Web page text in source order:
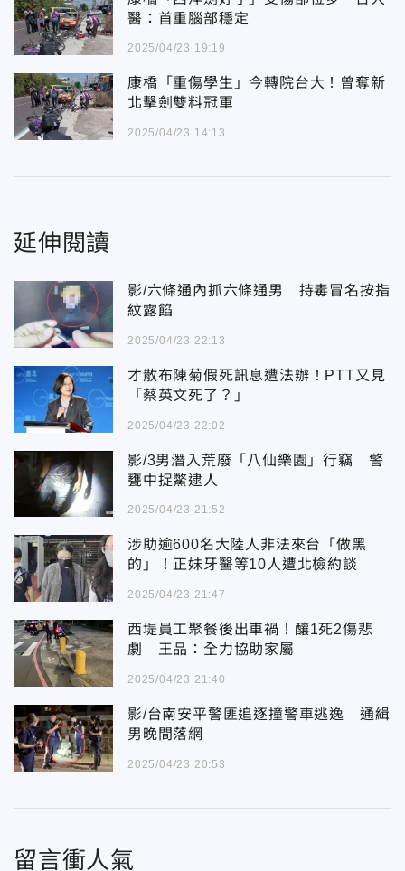
醫：首重腦部穩定
2025/04/23 19:19
康橋「重傷學生」今轉院台大！曾奪新
北擊劍雙料冠軍
2025/04/23 14:13
延伸閱讀
影/六條通內抓六條通男 持毒冒名按指
紋露餡
2025/04/23 22:13
才散布陳菊假死訊息遭法辦！PTT又見
「蔡英文死了？」
2025/04/23 22:02
影/3男潛入荒廢「八仙樂園」行竊 警
甕中捉鱉逮人
2025/04/23 21:52
涉助逾600名大陸人非法來台「做黑
的」！正妹牙醫等10人遭北檢約談
2025/04/23 21:47
西堤員工聚餐後出車禍！釀1死2傷悲
劇 王品：全力協助家屬
2025/04/23 21:40
影/台南安平警匪追逐撞警車逃逸 通緝
男晚間落網
2025/04/23 20:53
留言衝人氣